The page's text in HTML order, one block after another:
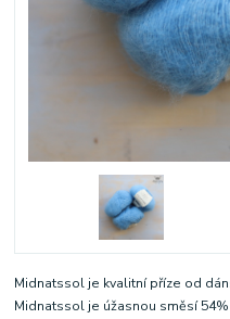
Midnatssol je kvalitní příze od
Midnatssol je úžasnou směsí